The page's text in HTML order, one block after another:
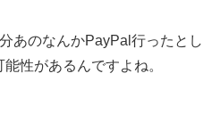
あのなんかPayPal行ったとし
性があるんですよね。